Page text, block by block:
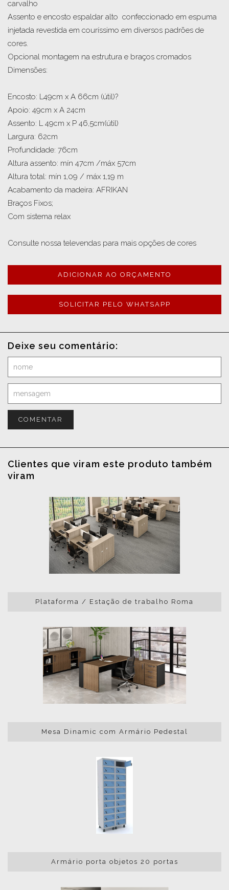
carvalho
Assento e encosto espaldar alto  confeccionado em espuma
injetada revestida em couríssimo em diversos padrões de
cores.
Opcional montagem na estrutura e braços cromados
Dimensões:
Encosto: L49cm x A 66cm (útil)?
Apoio: 49cm x A 24cm
Assento: L 49cm x P 46,5cm(útil)
Largura: 62cm
Profundidade: 76cm
Altura assento: mín 47cm /máx 57cm
Altura total: mín 1,09 / máx 1,19 m
Acabamento da madeira: AFRIKAN
Braços Fixos;
Com sistema relax
Consulte nossa televendas para mais opções de cores
ADICIONAR AO ORÇAMENTO
SOLICITAR PELO WHATSAPP
Deixe seu comentário:
COMENTAR
Clientes que viram este produto também
viram
Plataforma / Estação de trabalho Roma
Mesa Dinamic com Armário Pedestal
Armário porta objetos 20 portas